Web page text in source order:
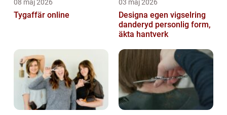
08 maj 2026
Tygaffär online
03 maj 2026
Designa egen vigselring
danderyd personlig form,
äkta hantverk